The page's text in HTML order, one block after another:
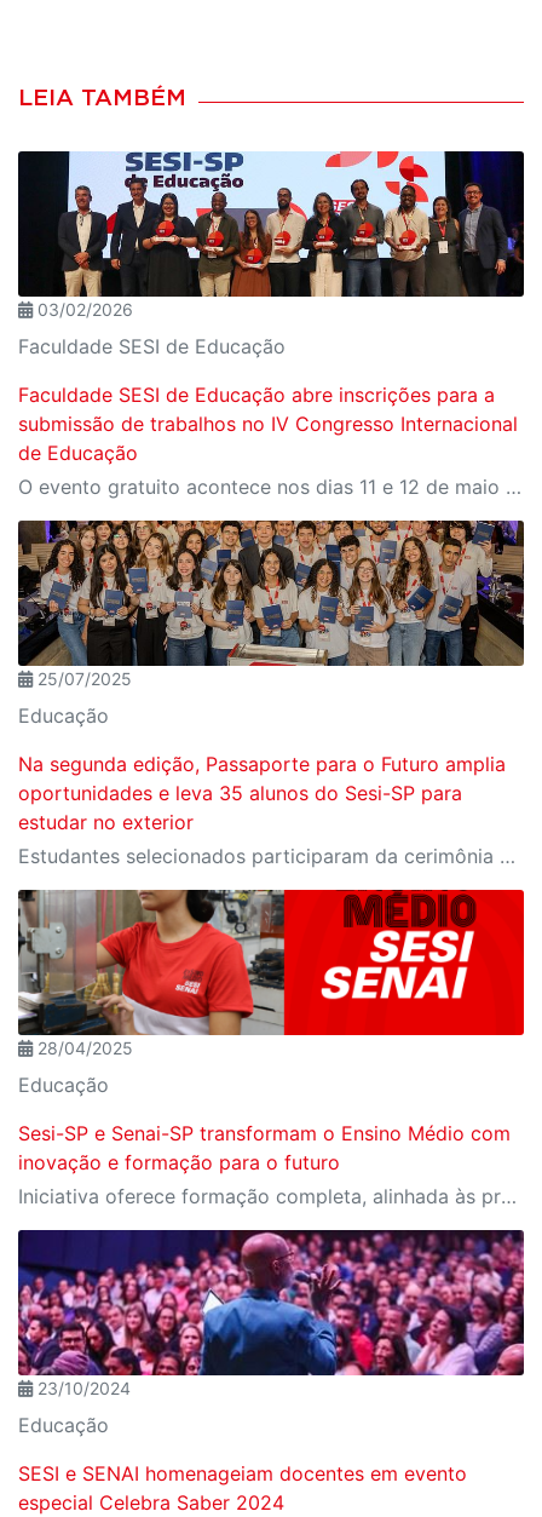
LEIA TAMBÉM
03/02/2026
Faculdade SESI de Educação
Faculdade SESI de Educação abre inscrições para a
submissão de trabalhos no IV Congresso Internacional
de Educação
O evento gratuito acontece nos dias 11 e 12 de maio e reunirá especialistas em torno do tema “Educação que Transforma”. As vagas para participação presencial são limitadas, e a submissão de trabalhos pode ser feita até 31 de março
25/07/2025
Educação
Na segunda edição, Passaporte para o Futuro amplia
oportunidades e leva 35 alunos do Sesi-SP para
estudar no exterior
Estudantes selecionados participaram da cerimônia oficial de entrega do passaporte, realizada no Espaço Nobre da Fiesp, em São Paulo
28/04/2025
Educação
Sesi-SP e Senai-SP transformam o Ensino Médio com
inovação e formação para o futuro
Iniciativa oferece formação completa, alinhada às profissões do futuro e aos desafios da nova indústria.
23/10/2024
Educação
SESI e SENAI homenageiam docentes em evento
especial Celebra Saber 2024